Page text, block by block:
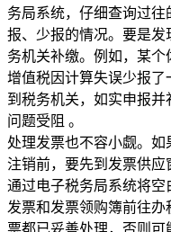
务局系统，仔细查询过
报、少报的情况。要是
务机关补缴。例如，某
增值税因计算失误少报
到税务机关，如实申报
问题受阻 。
处理发票也不容小觑。
注销前，要先到发票供
通过电子税务局系统将
发票和发票领购簿前往
票都已妥善处理，否则可